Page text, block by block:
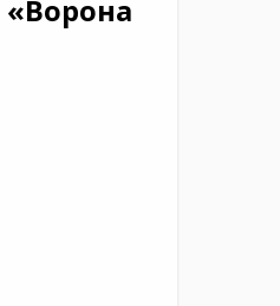
«Ворона